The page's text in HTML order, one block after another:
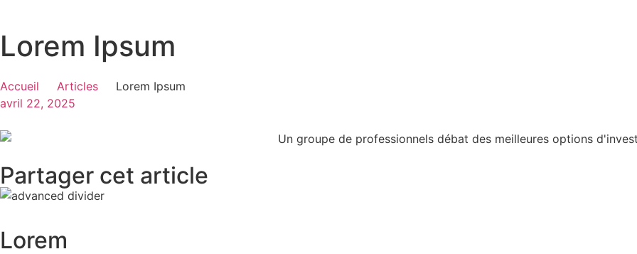
Lorem Ipsum
Accueil Articles
Lorem Ipsum
avril 22, 2025
Partager cet article
Lorem